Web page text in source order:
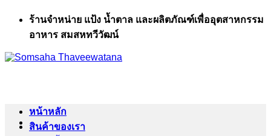
ร้านจำหน่าย แป้ง น้ำตาล และผลิตภัณฑ์เพื่ออุตสาหกรรม
อาหาร สมสหทวีวัฒน์
หน้าหลัก
สินค้าของเรา